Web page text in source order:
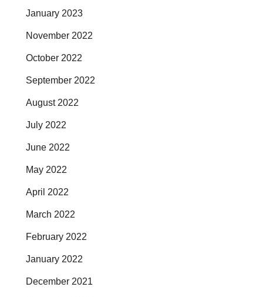
January 2023
November 2022
October 2022
September 2022
August 2022
July 2022
June 2022
May 2022
April 2022
March 2022
February 2022
January 2022
December 2021